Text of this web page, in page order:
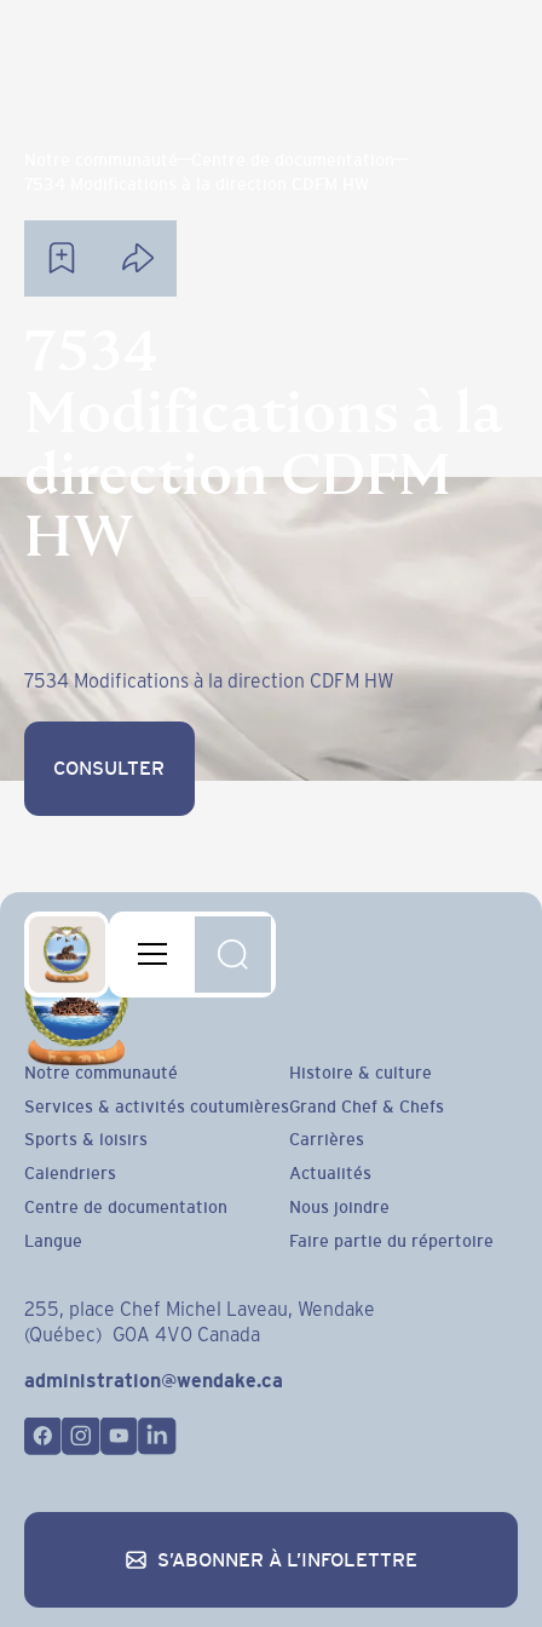
direction CDFM
HW
7534 Modifications à la direction CDFM HW
CONSULTER
CONSULTER
255, place Chef Michel Laveau, Wendake
(Québec) G0A 4V0 Canada
administration@wendake.ca
Notre communauté
Services & activités coutumières
Sports & loisirs
Calendriers
Centre de documentation
Langue
Histoire & culture
Grand Chef & Chefs
Carrières
Actualités
Nous joindre
Faire partie du répertoire
S’ABONNER À L’INFOLETTRE
S’abonner à l’infolettre